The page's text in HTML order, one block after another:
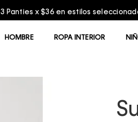
3 Panties x $36 en estilos
HOMBRE ROPA INTERIOR